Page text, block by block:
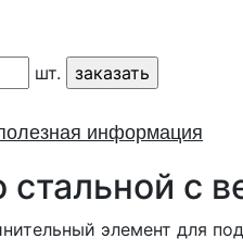
шт.
информация
стальной с
элемент для